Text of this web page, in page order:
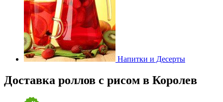
Напитки и Десерты
Доставка роллов с рисом в Королев